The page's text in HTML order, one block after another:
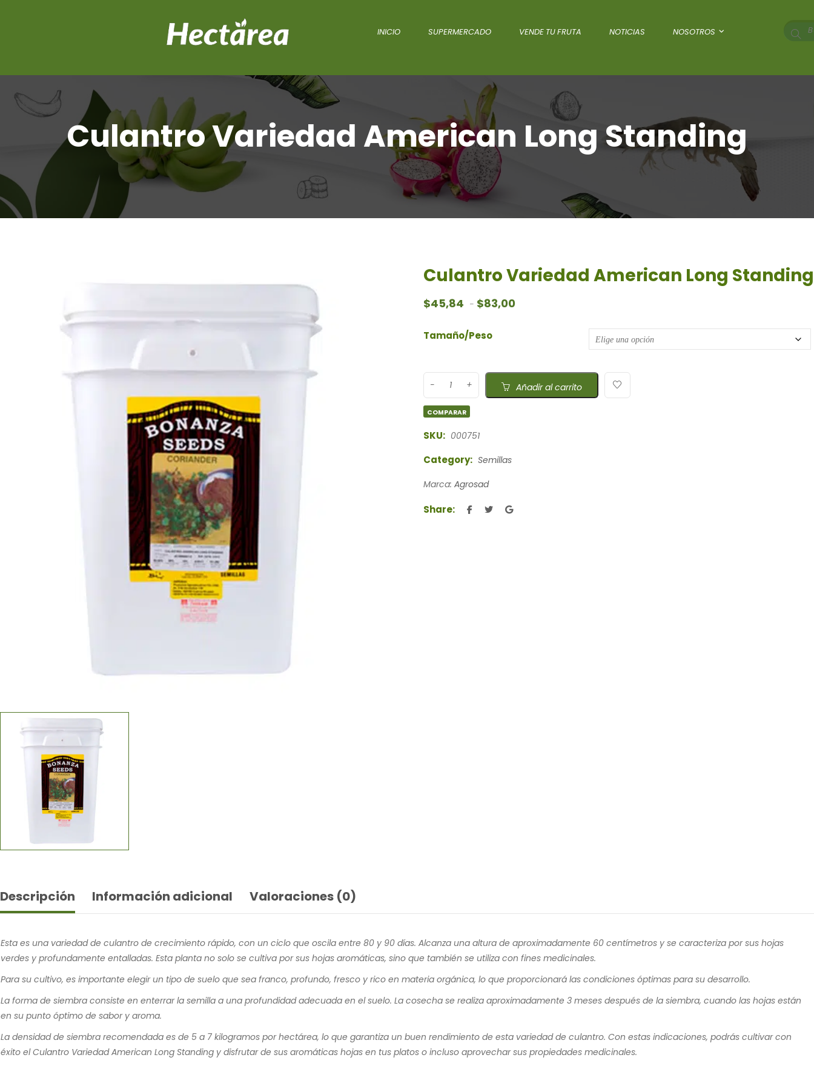
INICIO SUPERMERCADO VENDE TU FRUTA NOTICIAS NOSOTROS
Culantro Variedad American Long Standing
Culantro Variedad American Long Standing
$45,84 - $83,00
Tamaño/Peso
Añadir al carrito
COMPARAR
SKU: 000751
Category: Semillas
Marca: Agrosad
Share:
Descripción Información adicional Valoraciones (0)
Esta es una variedad de culantro de crecimiento rápido, con un ciclo que oscila entre 80 y 90 días. Alcanza una altura de aproximadamente 60 centímetros y se caracteriza por sus hojas
verdes y profundamente entalladas. Esta planta no solo se cultiva por sus hojas aromáticas, sino que también se utiliza con fines medicinales.
Para su cultivo, es importante elegir un tipo de suelo que sea franco, profundo, fresco y rico en materia orgánica, lo que proporcionará las condiciones óptimas para su desarrollo.
La forma de siembra consiste en enterrar la semilla a una profundidad adecuada en el suelo. La cosecha se realiza aproximadamente 3 meses después de la siembra, cuando las hojas están
en su punto óptimo de sabor y aroma.
La densidad de siembra recomendada es de 5 a 7 kilogramos por hectárea, lo que garantiza un buen rendimiento de esta variedad de culantro. Con estas indicaciones, podrás cultivar con
éxito el Culantro Variedad American Long Standing y disfrutar de sus aromáticas hojas en tus platos o incluso aprovechar sus propiedades medicinales.